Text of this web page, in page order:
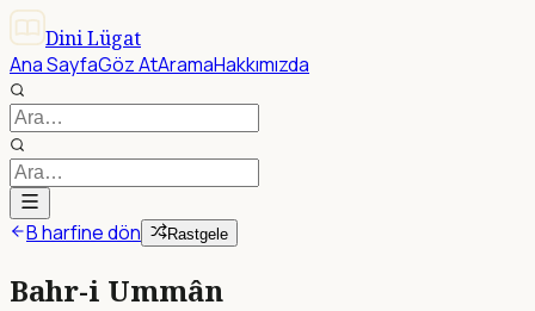
Dini Lügat
Ana SayfaGöz AtAramaHakkımızda
B harfine dön Rastgele
Bahr-i Ummân